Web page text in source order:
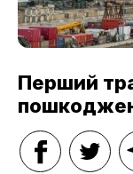
Перший